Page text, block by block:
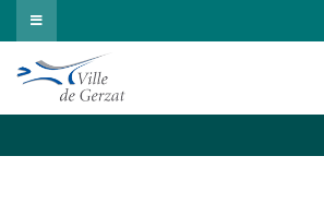
Passer
au
contenu